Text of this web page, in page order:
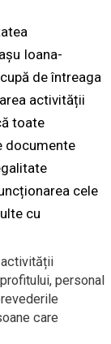
Ioana-
de întreaga
activității
toate
documente
cele
cu
activității
personal
care